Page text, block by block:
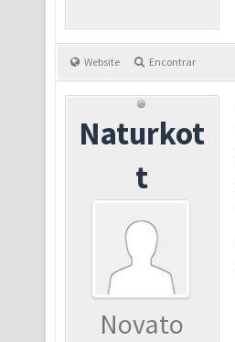
Website Encontrar
Naturkot
t
Novato